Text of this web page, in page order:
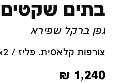
בתים שקטים
גפן ברקל שפירא
צורפות קלאסית. פליז / 2x2.5x2 ס''מ
1,240
₪